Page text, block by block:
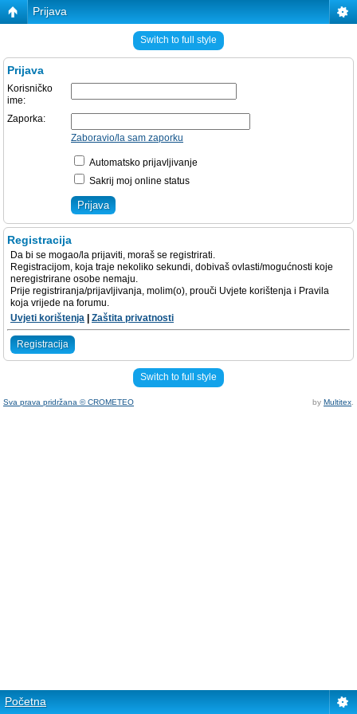
Prijava
Switch to full style
Prijava
Korisničko
ime:
Zaporka:
Zaboravio/la sam zaporku
Automatsko prijavljivanje
Sakrij moj online status
Registracija
Da bi se mogao/la prijaviti, moraš se registrirati.
Registracijom, koja traje nekoliko sekundi, dobivaš ovlasti/mogućnosti koje
neregistrirane osobe nemaju.
Prije registriranja/prijavljivanja, molim(o), prouči Uvjete korištenja i Pravila
koja vrijede na forumu.
Uvjeti korištenja
Zaštita privatnosti
Registracija
Switch to full style
Sva prava pridržana © CROMETEO by Multitex
Početna